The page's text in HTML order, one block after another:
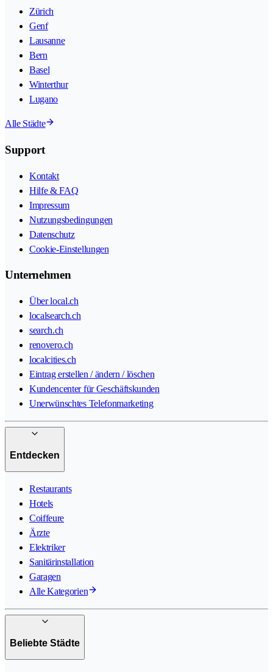
Zürich
Genf
Lausanne
Bern
Basel
Winterthur
Lugano
Alle Städte
Support
Kontakt
Hilfe & FAQ
Impressum
Nutzungsbedingungen
Datenschutz
Cookie-Einstellungen
Unternehmen
Über local.ch
localsearch.ch
search.ch
renovero.ch
localcities.ch
Eintrag erstellen / ändern / löschen
Kundencenter für Geschäftskunden
Unerwünschtes Telefonmarketing
Entdecken
Restaurants
Hotels
Coiffeure
Ärzte
Elektriker
Sanitärinstallation
Garagen
Alle Kategorien
Beliebte Städte